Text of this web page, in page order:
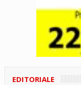
EDITORIALE